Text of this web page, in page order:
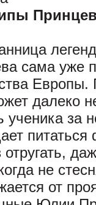
сама уже
Европы.
далеко
ученика
отругать,
не
от